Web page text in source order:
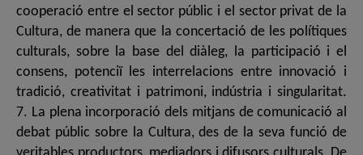
cooperació entre el sector públic i el sector privat de la
Cultura, de manera que la concertació de les polítiques
culturals, sobre la base del diàleg, la participació i el
consens, potenciï les interrelacions entre innovació i
tradició, creativitat i patrimoni, indústria i singularitat.
7. La plena incorporació dels mitjans de comunicació al
debat públic sobre la Cultura, des de la seva funció de